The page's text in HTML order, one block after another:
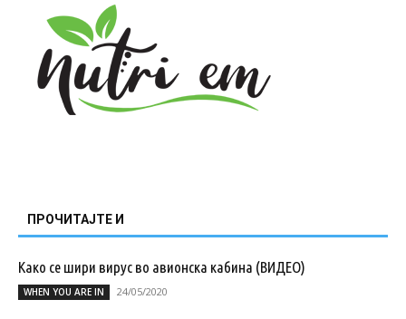
ПРОЧИТАЈТЕ И
Како се шири вирус во авионска кабина (ВИДЕО)
WHEN YOU ARE IN 24/05/2020